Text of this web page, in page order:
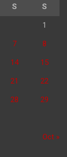
S S
1
7 8
14 15
21 22
28 29
Oct »